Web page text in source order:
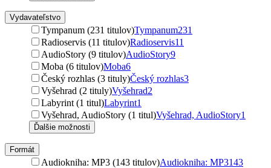
Vydavateľstvo
Tympanum (231 titulov)Tympanum231
Radioservis (11 titulov)Radioservis11
AudioStory (9 titulov)AudioStory9
Moba (6 titulov)Moba6
Český rozhlas (3 tituly)Český rozhlas3
Vyšehrad (2 tituly)Vyšehrad2
Labyrint (1 titul)Labyrint1
Vyšehrad, AudioStory (1 titul)Vyšehrad, AudioStory1
Ďalšie možnosti
Formát
Audiokniha: MP3 (143 titulov)Audiokniha: MP3143